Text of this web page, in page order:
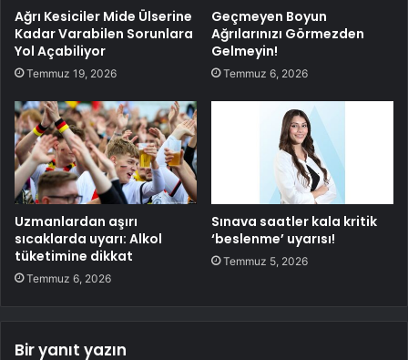
Ağrı Kesiciler Mide Ülserine
Kadar Varabilen Sorunlara
Yol Açabiliyor
Temmuz 19, 2026
Geçmeyen Boyun
Ağrılarınızı Görmezden
Gelmeyin!
Temmuz 6, 2026
Uzmanlardan aşırı
sıcaklarda uyarı: Alkol
tüketimine dikkat
Temmuz 6, 2026
Sınava saatler kala kritik
‘beslenme’ uyarısı!
Temmuz 5, 2026
Bir yanıt yazın